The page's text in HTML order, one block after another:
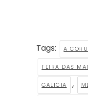
Tags: A
FEIRA DAS
GALICIA ,